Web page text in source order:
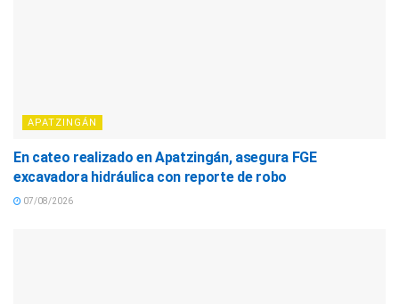
APATZINGÁN
En cateo realizado en Apatzingán, asegura FGE
excavadora hidráulica con reporte de robo
07/08/2026